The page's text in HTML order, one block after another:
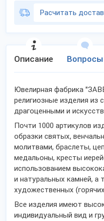
Расчитать
Описание Вопросы
Ювелирная фабрика
религиозные изделия из
драгоценными и
Почти 1000 артикулов
образки святых,
молитвами, браслеты,
медальоны, кресты
использованием
и натуральных камней, а
художественных
Все изделия имеют
индивидуальный вид и